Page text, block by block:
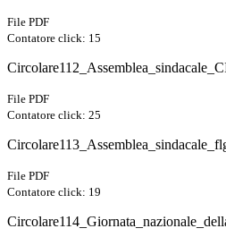
File PDF
Contatore click: 15
File PDF
Contatore click: 25
File PDF
Contatore click: 19